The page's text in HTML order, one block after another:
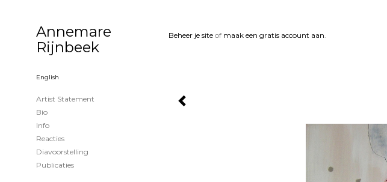
Beheer je site of maak een gratis account aan.
Annemare
Rijnbeek
English
Artist Statement
Bio
Info
Reacties
Diavoorstelling
Publicaties